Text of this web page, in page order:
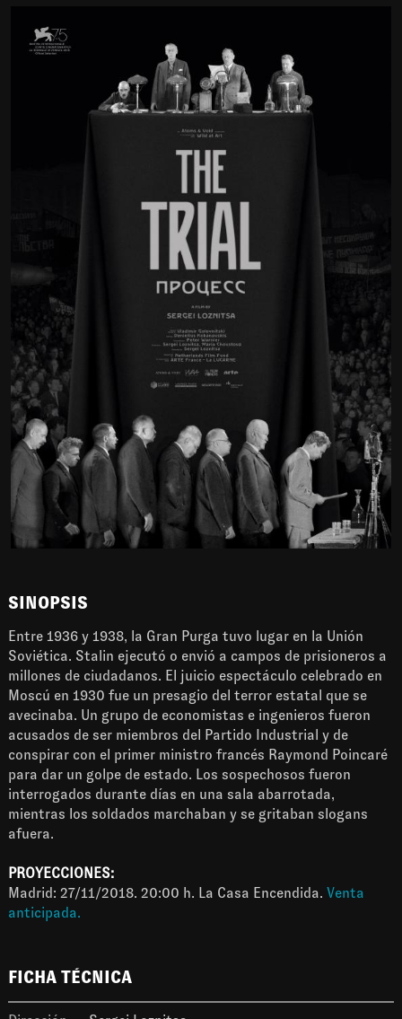
SINOPSIS
Entre 1936 y 1938, la Gran Purga tuvo lugar en la Unión
Soviética. Stalin ejecutó o envió a campos de prisioneros a
millones de ciudadanos. El juicio espectáculo celebrado en
Moscú en 1930 fue un presagio del terror estatal que se
avecinaba. Un grupo de economistas e ingenieros fueron
acusados de ser miembros del Partido Industrial y de
conspirar con el primer ministro francés Raymond Poincaré
para dar un golpe de estado. Los sospechosos fueron
interrogados durante días en una sala abarrotada,
mientras los soldados marchaban y se gritaban slogans
afuera.
PROYECCIONES:
Madrid: 27/11/2018. 20:00 h. La Casa Encendida. Venta
anticipada.
FICHA TÉCNICA